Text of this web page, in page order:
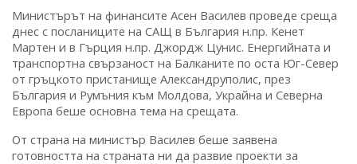
Министърът на финансите Асен Василев проведе среща
днес с посланиците на САЩ в България н.пр. Кенет
Мартен и в Гърция н.пр. Джордж Цунис. Енергийната и
транспортна свързаност на Балканите по оста Юг-Север
от гръцкото пристанище Александруполис, през
България и Румъния към Молдова, Украйна и Северна
Европа беше основна тема на срещата.
От страна на министър Василев беше заявена
готовността на страната ни да развие проекти за